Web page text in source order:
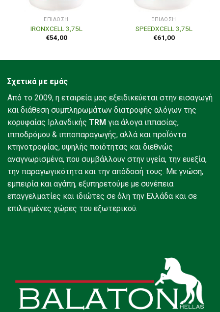
ΕΠΊΔΟΣΗ
IRONXCELL 3,75L
€54,00
ΕΠΊΔΟΣΗ
SPEEDXCELL 3,75L
€61,00
Σχετικά με εμάς
Από το 2009, η εταιρεία μας εξειδικεύεται στην εισαγωγή
και διάθεση συμπληρωμάτων διατροφής αλόγων της
κορυφαίας Ιρλανδικής TRM για άλογα ιππασίας,
ιπποδρόμου & ιπποπαραγωγής, αλλά και προΪόντα
κτηνοτροφίας, υψηλής ποιότητας και διεθνώς
αναγνωρισμένα, που συμβάλλουν στην υγεία, την ευεξία,
την παραγωγικότητα και την απόδοσή τους. Με γνώση,
εμπειρία και αγάπη, εξυπηρετούμε με συνέπεια
επαγγελματίες και ιδιώτες σε όλη την Ελλάδα και σε
επιλεγμένες χώρες του εξωτερικού.